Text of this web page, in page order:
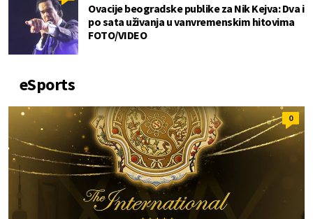
Ovacije beogradske publike za Nik Kejva: Dva i
po sata uživanja u vanvremenskim hitovima
FOTO/VIDEO
eSports
0